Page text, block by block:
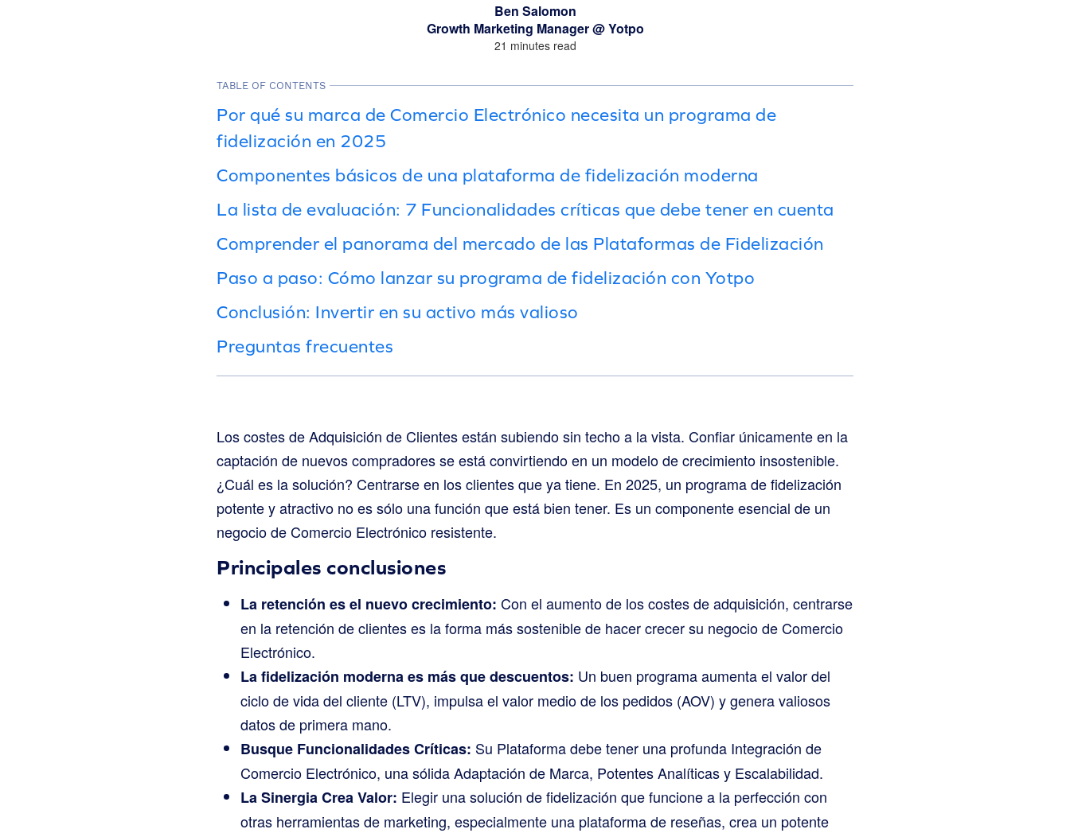
Ben Salomon
Growth Marketing Manager @ Yotpo
21 minutes read
TABLE OF CONTENTS
Por qué su marca de Comercio Electrónico necesita un programa de
fidelización en 2025
Componentes básicos de una plataforma de fidelización moderna
La lista de evaluación: 7 Funcionalidades críticas que debe tener en cuenta
Comprender el panorama del mercado de las Plataformas de Fidelización
Paso a paso: Cómo lanzar su programa de fidelización con Yotpo
Conclusión: Invertir en su activo más valioso
Preguntas frecuentes
Los costes de Adquisición de Clientes están subiendo sin techo a la vista. Confiar únicamente en la
captación de nuevos compradores se está convirtiendo en un modelo de crecimiento insostenible.
¿Cuál es la solución? Centrarse en los clientes que ya tiene. En 2025, un programa de fidelización
potente y atractivo no es sólo una función que está bien tener. Es un componente esencial de un
negocio de Comercio Electrónico resistente.
Principales conclusiones
La retención es el nuevo crecimiento: Con el aumento de los costes de adquisición, centrarse
en la retención de clientes es la forma más sostenible de hacer crecer su negocio de Comercio
Electrónico.
La fidelización moderna es más que descuentos: Un buen programa aumenta el valor del
ciclo de vida del cliente (LTV), impulsa el valor medio de los pedidos (AOV) y genera valiosos
datos de primera mano.
Busque Funcionalidades Críticas: Su Plataforma debe tener una profunda Integración de
Comercio Electrónico, una sólida Adaptación de Marca, Potentes Analíticas y Escalabilidad.
La Sinergia Crea Valor: Elegir una solución de fidelización que funcione a la perfección con
otras herramientas de marketing, especialmente una plataforma de reseñas, crea un potente